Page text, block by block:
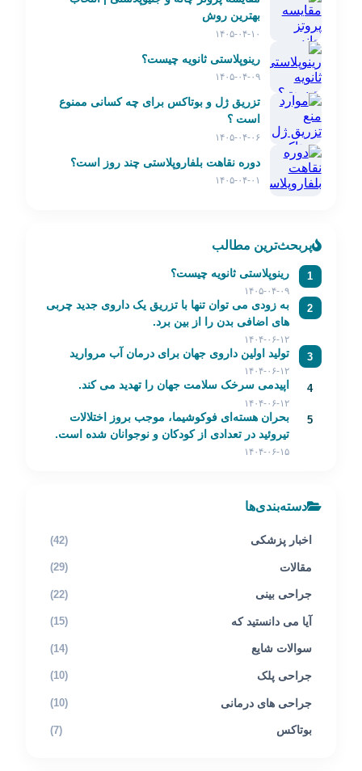
بهترین روش
۱۴۰۵-۰۴-۱۰
رینوپلاستی ثانویه چیست؟
۱۴۰۵-۰۴-۰۹
تزریق ژل و بوتاکس برای چه کسانی ممنوع
است ؟
۱۴۰۵-۰۴-۰۶
دوره نقاهت بلفاروپلاستی چند روز است؟
۱۴۰۵-۰۴-۰۱
پربحث‌ترین مطالب
1 رینوپلاستی ثانویه چیست؟
۱۴۰۵-۰۴-۰۹
2
به زودی می توان تنها با تزریق یک داروی جدید چربی
های اضافی بدن را از بین برد.
۱۴۰۴-۰۶-۱۲
3 تولید اولین داروی جهان برای درمان آب مروارید
۱۴۰۴-۰۶-۱۲
4 اپیدمی سرخک سلامت جهان را تهدید می کند.
۱۴۰۴-۰۶-۱۲
5
بحران هسته‌ای فوکوشیما، موجب بروز اختلالات
تیروئید در تعدادی از کودکان و نوجوانان شده است.
۱۴۰۴-۰۶-۱۵
دسته‌بندی‌ها
اخبار پزشکی (42)
مقالات (29)
جراحی بینی (22)
آیا می دانستید که (15)
سوالات شایع (14)
جراحی پلک (10)
جراحی های درمانی (10)
بوتاکس (7)